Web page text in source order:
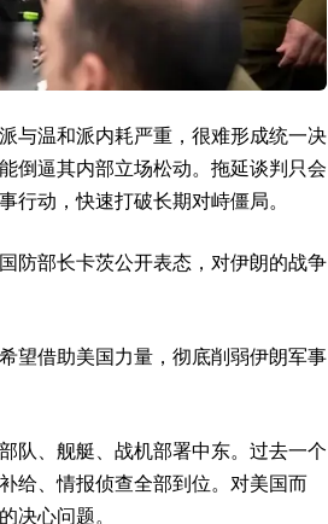
与温和派内耗严重，很难形成统一决
倒逼其内部立场松动。拖延谈判只会
行动，快速打破长期对峙僵局。
防部长卡茨公开表态，对伊朗的战争
望借助美国力量，彻底削弱伊朗军事
队、舰艇、战机部署中东。过去一个
给、情报侦查全部到位。对美国而
决心问题。